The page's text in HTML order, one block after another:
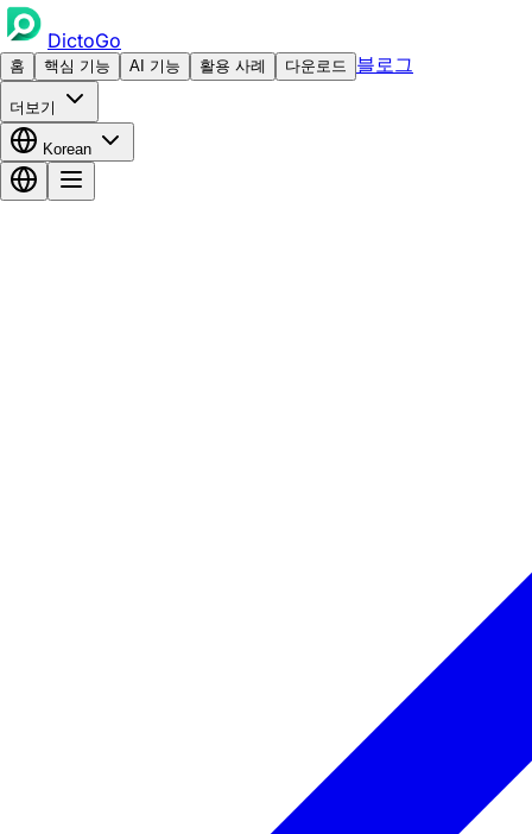
DictoGo
홈 핵심 기능 AI 기능 활용 사례 다운로드 블로그
더보기
Korean